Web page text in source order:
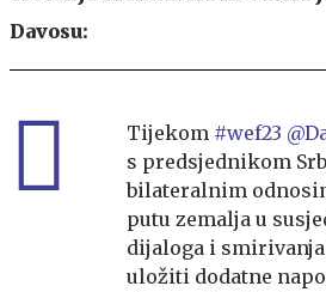
Davosu:
Tijekom #wef23
s predsjednikom
bilateralnim
putu zemalja u
dijaloga i
uložiti dodatne